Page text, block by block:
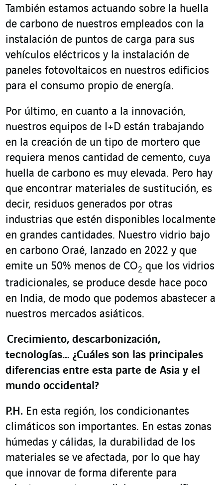
También estamos actuando sobre la huella
de carbono de nuestros empleados con la
instalación de puntos de carga para sus
vehículos eléctricos y la instalación de
paneles fotovoltaicos en nuestros edificios
para el consumo propio de energía.
Por último, en cuanto a la innovación,
nuestros equipos de I+D están trabajando
en la creación de un tipo de mortero que
requiera menos cantidad de cemento, cuya
huella de carbono es muy elevada. Pero hay
que encontrar materiales de sustitución, es
decir, residuos generados por otras
industrias que estén disponibles localmente
en grandes cantidades. Nuestro vidrio bajo
en carbono Oraé, lanzado en 2022 y que
emite un 50% menos de CO2 que los vidrios
tradicionales, se produce desde hace poco
en India, de modo que podemos abastecer a
nuestros mercados asiáticos.
Crecimiento, descarbonización,
tecnologías… ¿Cuáles son las principales
diferencias entre esta parte de Asia y el
mundo occidental?
P.H. En esta región, los condicionantes
climáticos son importantes. En estas zonas
húmedas y cálidas, la durabilidad de los
materiales se ve afectada, por lo que hay
que innovar de forma diferente para